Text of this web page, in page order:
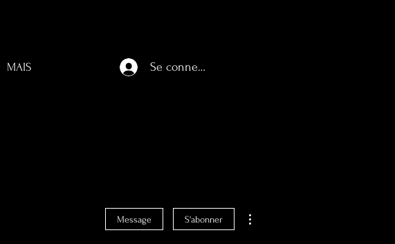
MAIS Se connecter
Message S'abonner